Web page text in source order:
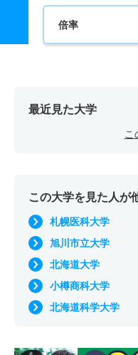
倍率
最近見た大学
こ
この大学を見た人が
札幌医科大学
旭川市立大学
北海道大学
小樽商科大学
北海道科学大学